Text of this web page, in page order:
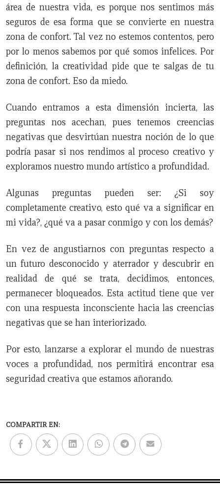
área de nuestra vida, es porque nos sentimos más
seguros de esa forma que se convierte en nuestra
zona de confort. Tal vez no estemos contentos, pero
por lo menos sabemos por qué somos infelices. Por
definición, la creatividad pide que te salgas de tu
zona de confort. Eso da miedo.
Cuando entramos a esta dimensión incierta, las
preguntas nos acechan, pues tenemos creencias
negativas que desvirtúan nuestra noción de lo que
podría pasar si nos rendimos al proceso creativo y
exploramos nuestro mundo artístico a profundidad.
Algunas preguntas pueden ser: ¿Si soy
completamente creativo, esto qué va a significar en
mi vida?, ¿qué va a pasar conmigo y con los demás?
En vez de angustiarnos con preguntas respecto a
un futuro desconocido y aterrador y descubrir en
realidad de qué se trata, decidimos, entonces,
permanecer bloqueados. Esta actitud tiene que ver
con una respuesta inconsciente hacia las creencias
negativas que se han interiorizado.
Por esto, lanzarse a explorar el mundo de nuestras
voces a profundidad, nos permitirá encontrar esa
seguridad creativa que estamos añorando.
COMPARTIR EN: